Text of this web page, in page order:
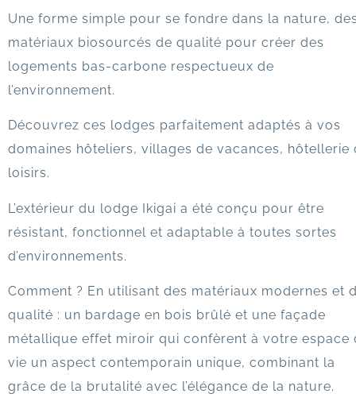
Une forme simple pour se fondre dans la nature,
matériaux biosourcés de qualité pour créer des
logements bas-carbone respectueux de
l’environnement.
Découvrez ces lodges parfaitement adaptés à vos
domaines hôteliers, villages de vacances, hôtellerie
loisirs.
L’extérieur du lodge Ikigai a été conçu pour être
résistant, fonctionnel et adaptable à toutes sortes
d’environnements.
Comment ? En utilisant des matériaux modernes et
qualité : un bardage en bois brûlé et une façade
métallique effet miroir qui confèrent à votre espace
vie un aspect contemporain unique, combinant la
grâce de la brutalité avec l’élégance de la nature.